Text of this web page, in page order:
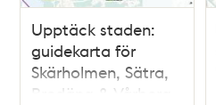
Upptäck staden:
guidekarta för
Skärholmen, Sätra,
Bredäng & Vårberg